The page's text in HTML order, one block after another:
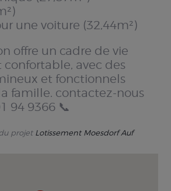
une voiture (32,44m²)
offre un cadre de vie
avec des
et fonctionnels
famille. contactez-nous
94 9366 📞
projet Lotissement Moesdorf Auf